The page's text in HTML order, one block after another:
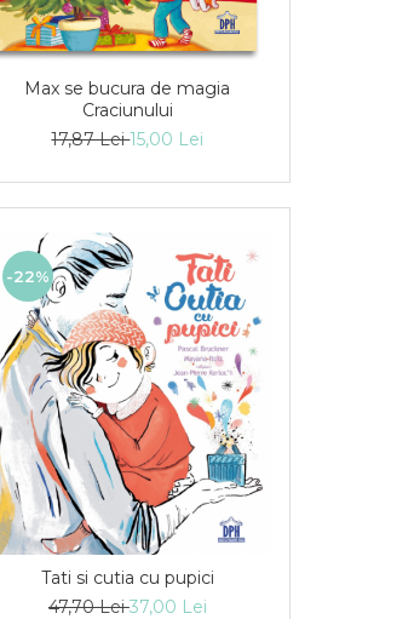
Max se bucura de magia
Craciunului
17,87 Lei15,00 Lei
-22%
Tati si cutia cu pupici
47,70 Lei37,00 Lei